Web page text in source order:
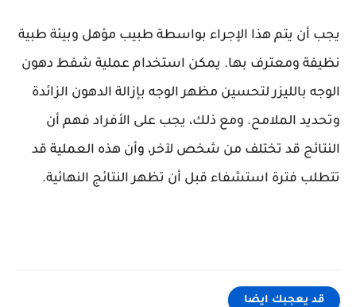
يجب أن يتم هذا الإجراء بواسطة طبيب مؤهل وبيئة طبية
نظيفة ومعترف بها. يمكن استخدام عملية شفط دهون
الوجه بالليزر لتحسين مظهر الوجه بإزالة الدهون الزائدة
وتحديد الملامح. ومع ذلك، يجب على الأفراد فهم أن
النتائج قد تختلف من شخص لآخر، وأن هذه العملية قد
تتطلب فترة استشفاء قبل أن تظهر النتائج النهائية.
قد يعجبك ايضا